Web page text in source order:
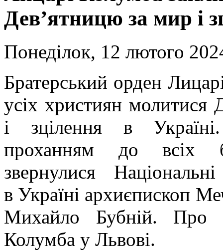
Дев’ятницю за мир і
Понеділок, 12 лютого
Братерський орден
усіх християн молитися
і зцілення в
проханням до всіх
звернулися
в Україні архиєпископ
Михайло Бубній. Про
Колумба у Львові.